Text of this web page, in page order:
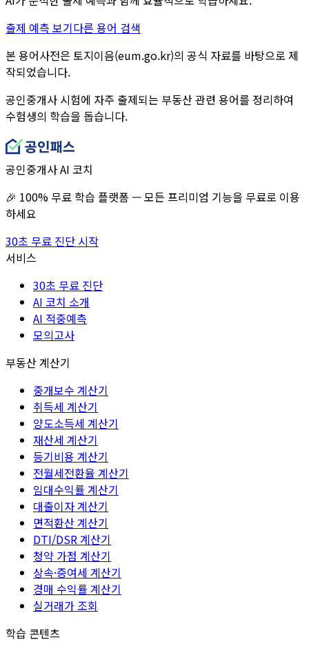
출제 예측 보기다른 용어 검색
본 용어사전은 토지이음(eum.go.kr)의 공식 자료를 바탕으로 제
작되었습니다.
공인중개사 시험에 자주 출제되는 부동산 관련 용어를 정리하여
수험생의 학습을 돕습니다.
공인중개사 AI 코치
🎉 100% 무료 학습 플랫폼 — 모든 프리미엄 기능을 무료로 이용
하세요
30초 무료 진단 시작
서비스
30초 무료 진단
AI 코치 소개
AI 적중예측
모의고사
부동산 계산기
중개보수 계산기
취득세 계산기
양도소득세 계산기
재산세 계산기
등기비용 계산기
전월세전환율 계산기
임대수익률 계산기
대출이자 계산기
면적환산 계산기
DTI/DSR 계산기
청약 가점 계산기
상속·증여세 계산기
경매 수익률 계산기
실거래가 조회
학습 콘텐츠